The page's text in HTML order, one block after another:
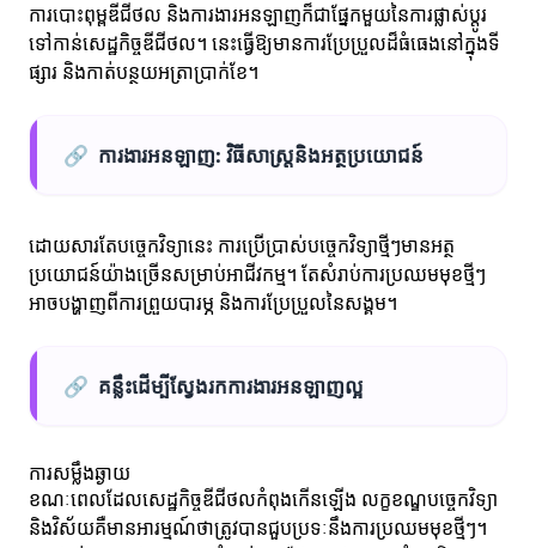
ការបោះពុម្ពឌីជីថល និងការងារអនឡាញក៏ជាផ្នែកមួយនៃការផ្លាស់ប្តូរ
ទៅកាន់សេដ្ឋកិច្ចឌីជីថល។ នេះធ្វើឱ្យមានការប្រែប្រួលដ៏ធំធេងនៅក្នុងទី
ផ្សារ និងកាត់បន្ថយអត្រាប្រាក់ខែ។
🔗 ការងារអនឡាញ: វិធីសាស្រ្តនិងអត្ថប្រយោជន៍
ដោយសារតែបច្ចេកវិទ្យានេះ ការប្រើប្រាស់បច្ចេកវិទ្យាថ្មីៗមានអត្ថ
ប្រយោជន៍យ៉ាងច្រើនសម្រាប់អាជីវកម្ម។ តែសំរាប់ការប្រឈមមុខថ្មីៗ
អាចបង្ហាញពីការព្រួយបារម្ភ និងការប្រែប្រួលនៃសង្គម។
🔗 គន្លឹះដើម្បីស្វែងរកការងារអនឡាញល្អ
ការសម្លឹងឆ្ងាយ
ខណៈពេលដែលសេដ្ឋកិច្ចឌីជីថលកំពុងកើនឡើង លក្ខខណ្ឌបច្ចេកវិទ្យា
និងវិស័យគឺមានអារម្មណ៍ថាត្រូវបានជួបប្រទៈនឹងការប្រឈមមុខថ្មីៗ។